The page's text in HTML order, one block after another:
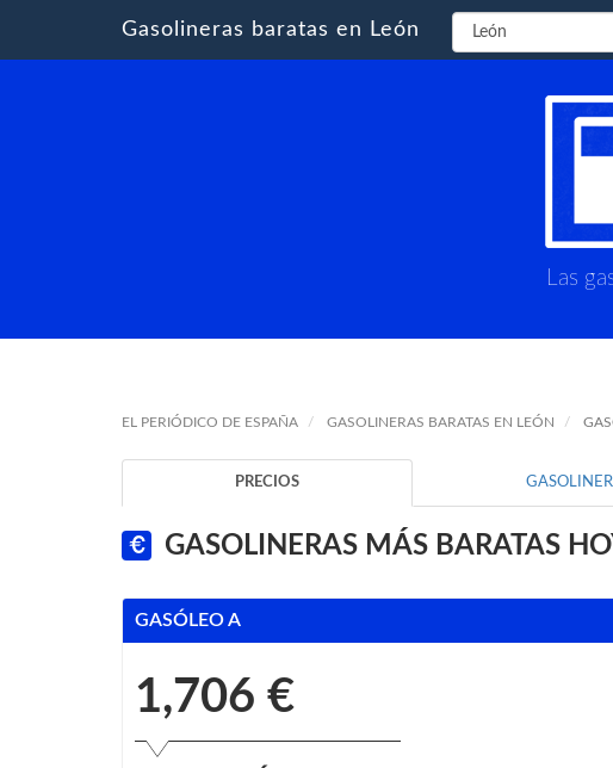
Gasolineras baratas en León
Las
EL PERIÓDICO DE ESPAÑA GASOLINERAS BARATAS EN LEÓN
PRECIOS
GASOLINERAS MÁS BARATAS
GASÓLEO A
1,706 €